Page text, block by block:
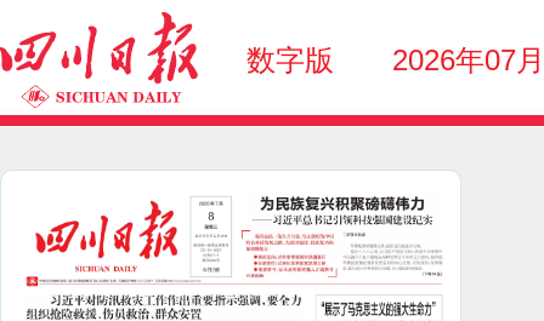
数字版 2026年07